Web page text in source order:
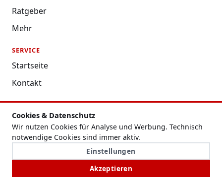
Cookies & Datenschutz
Wir nutzen Cookies für Analyse und Werbung. Technisch
notwendige Cookies sind immer aktiv.
Einstellungen
Akzeptieren
Ratgeber
Mehr
SERVICE
Startseite
Kontakt
RECHTLICHES
Datenschutzerklärung
Impressum
Nutzungsbedingungen